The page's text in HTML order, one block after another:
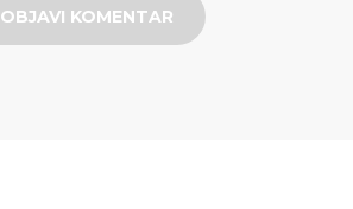
OBJAVI KOMENTAR